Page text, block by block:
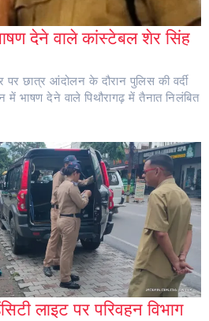
देने वाले कांस्टेबल शेर सिंह
छात्र आंदोलन के दौरान पुलिस की वर्दी
भाषण देने वाले पिथौरागढ़ में तैनात निलंबित
लाइट पर परिवहन विभाग